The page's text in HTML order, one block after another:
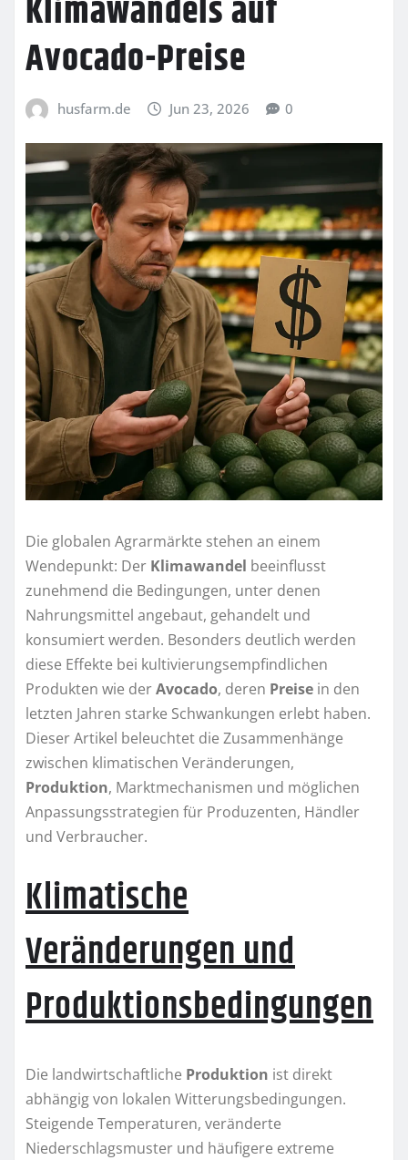
Klimawandels auf
Avocado-Preise
husfarm.de Jun 23, 2026 0
Die globalen Agrarmärkte stehen an einem
Wendepunkt: Der Klimawandel beeinflusst
zunehmend die Bedingungen, unter denen
Nahrungsmittel angebaut, gehandelt und
konsumiert werden. Besonders deutlich werden
diese Effekte bei kultivierungsempfindlichen
Produkten wie derAvocado, deren Preise in den
letzten Jahren starke Schwankungen erlebt haben.
Dieser Artikel beleuchtet die Zusammenhänge
zwischen klimatischen Veränderungen,
Produktion, Marktmechanismen und möglichen
Anpassungsstrategien für Produzenten, Händler
und Verbraucher.
Klimatische
Veränderungen und
Produktionsbedingungen
Die landwirtschaftliche Produktion ist direkt
abhängig von lokalen Witterungsbedingungen.
Steigende Temperaturen, veränderte
Niederschlagsmuster und häufigere extreme